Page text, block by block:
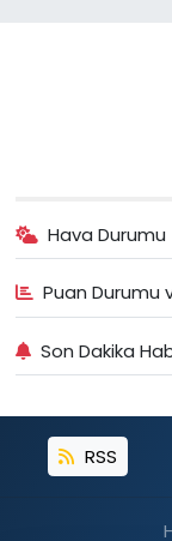
Hava Durumu
Puan Durumu
Son Dakika
RSS